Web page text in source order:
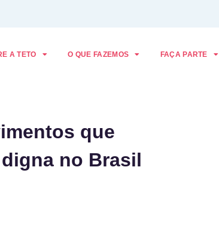
A TETO O QUE FAZEMOS FAÇA PARTE
que
no Brasil